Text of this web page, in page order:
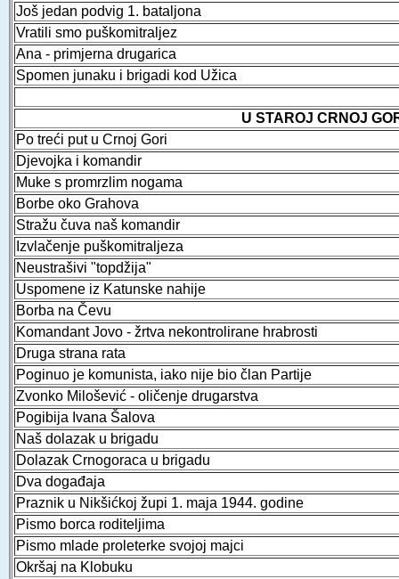
Još jedan podvig 1. bataljona
Vratili smo puškomitraljez
Ana - primjerna drugarica
Spomen junaku i brigadi kod Užica
U STAROJ CRNOJ
Po treći put u Crnoj Gori
Djevojka i komandir
Muke s promrzlim nogama
Borbe oko Grahova
Stražu čuva naš komandir
Izvlačenje puškomitraljeza
Neustrašivi "topdžija"
Uspomene iz Katunske nahije
Borba na Čevu
Komandant Jovo - žrtva nekontrolirane hrabrosti
Druga strana rata
Poginuo je komunista, iako nije bio član Partije
Zvonko Milošević - oličenje drugarstva
Pogibija Ivana Šalova
Naš dolazak u brigadu
Dolazak Crnogoraca u brigadu
Dva događaja
Praznik u Nikšićkoj župi 1. maja 1944. godine
Pismo borca roditeljima
Pismo mlade proleterke svojoj majci
Okršaj na Klobuku